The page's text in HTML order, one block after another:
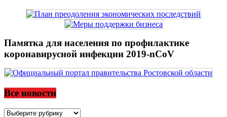
Памятка для населения по профилактике
коронавирусной инфекции 2019-nCoV
Все новости
Все